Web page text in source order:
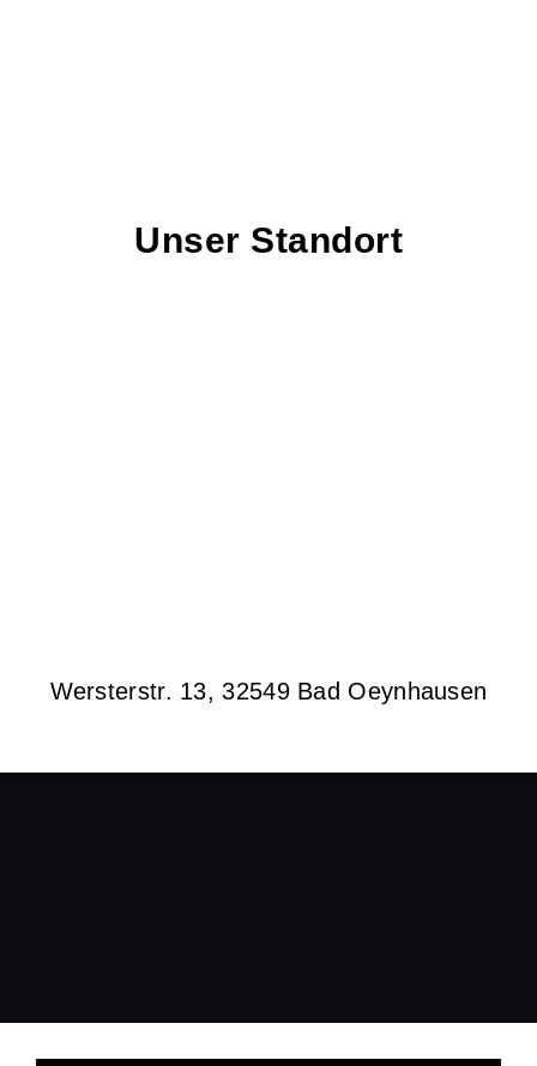
Unser Standort
Wersterstr. 13, 32549 Bad Oeynhausen